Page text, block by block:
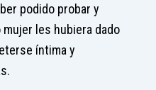
podido probar y
les hubiera dado
íntima y